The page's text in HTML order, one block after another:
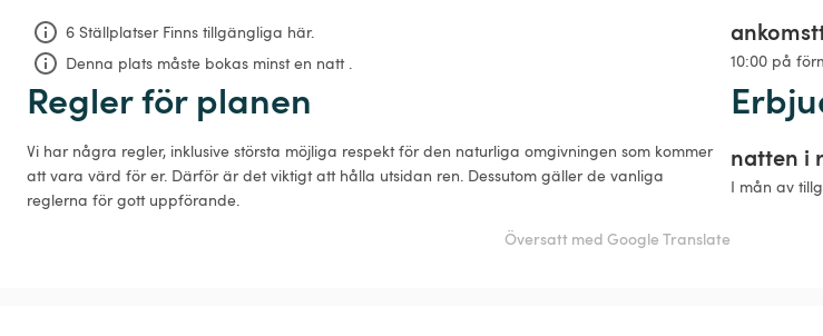
6 Ställplatser Finns tillgängliga här.
Denna plats måste bokas minst en natt .
10:00 på
Regler för planen
Vi har några regler, inklusive största möjliga respekt för den naturliga omgivningen som kommer
att vara värd för er. Därför är det viktigt att hålla utsidan ren. Dessutom gäller de vanliga
reglerna för gott uppförande.
Översatt med Google Translate
natten i
I mån av